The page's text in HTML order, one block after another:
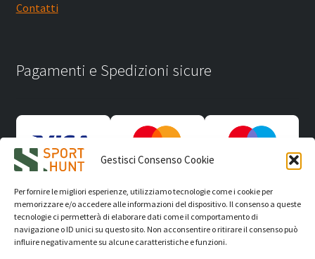
Gestisci Consenso Cookie
Per fornire le migliori esperienze, utilizziamo tecnologie come i cookie per
memorizzare e/o accedere alle informazioni del dispositivo. Il consenso a queste
tecnologie ci permetterà di elaborare dati come il comportamento di
navigazione o ID unici su questo sito. Non acconsentire o ritirare il consenso può
influire negativamente su alcune caratteristiche e funzioni.
Contatti
Pagamenti e Spedizioni sicure